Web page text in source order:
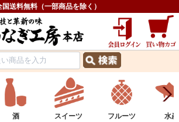
国送料無料（一部商品を除く）
内祝い グルメ
スイーツ フルーツ 水産物 お